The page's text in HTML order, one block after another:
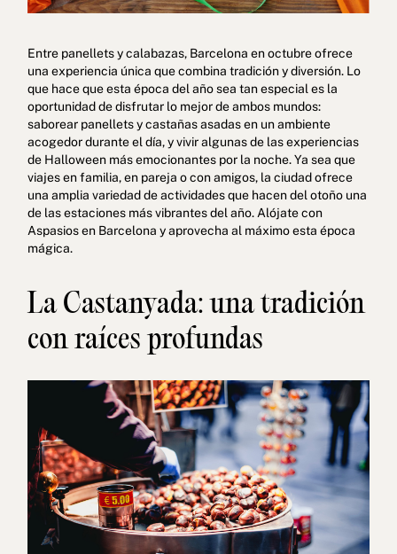
Política de privacidad en redes sociales Aviso legal
Términos y condiciones Canal de denuncias
Libro de reclamaciones de Oporto
© 2026Aspasios | Todos los Derechos Reservados
Entre panellets y calabazas, Barcelona en octubre ofrece
una experiencia única que combina tradición y diversión. Lo
que hace que esta época del año sea tan especial es la
oportunidad de disfrutar lo mejor de ambos mundos:
saborear panellets y castañas asadas en un ambiente
acogedor durante el día, y vivir algunas de las experiencias
de Halloween más emocionantes por la noche. Ya sea que
viajes en familia, en pareja o con amigos, la ciudad ofrece
una amplia variedad de actividades que hacen del otoño una
de las estaciones más vibrantes del año. Alójate con
Aspasios en Barcelona y aprovecha al máximo esta época
mágica.
La Castanyada: una tradición
con raíces profundas